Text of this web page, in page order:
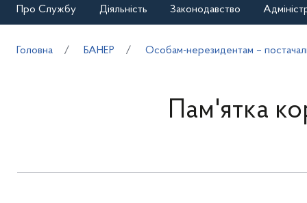
Про Службу Діяльність Законодавство
Головна БАНЕР Особам-нерезидентам –
Пам'ятка